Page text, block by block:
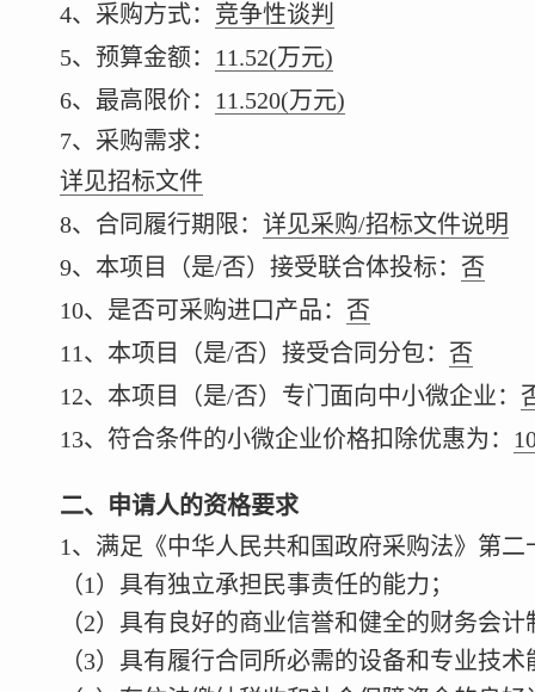
4、采购方式： 竞争性谈判
5、预算金额： 11.52(万元)
6、最高限价： 11.520(万元)
7、采购需求：
详见招标文件
8、合同履行期限： 详见采购/招标文件说明
9、本项目（是/否）接受联合体投标： 否
10、是否可采购进口产品： 否
11、本项目（是/否）接受合同分包： 否
12、本项目（是/否）专门面向中小微企业：
13、符合条件的小微企业价格扣除优惠为：
二、申请人的资格要求
1、满足《中华人民共和国政府采购法》第
（1）具有独立承担民事责任的能力；
（2）具有良好的商业信誉和健全的财务会计
（3）具有履行合同所必需的设备和专业技术